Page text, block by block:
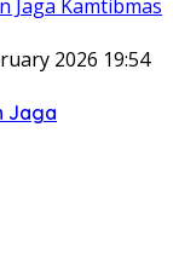
2026 19:54
Jaga